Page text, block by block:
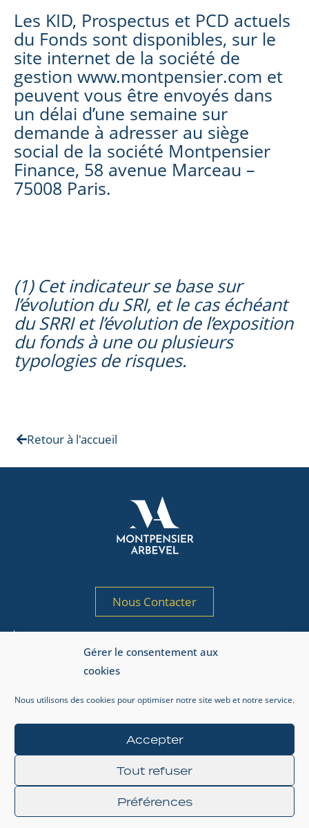
Gérer le consentement aux
cookies
Nous utilisons des cookies pour optimiser notre site web et notre service.
Accepter
Tout refuser
Préférences
Les KID, Prospectus et PCD actuels
du Fonds sont disponibles, sur le
site internet de la société de
gestion www.montpensier.com et
peuvent vous être envoyés dans
un délai d’une semaine sur
demande à adresser au siège
social de la société Montpensier
Finance, 58 avenue Marceau –
75008 Paris.
(1) Cet indicateur se base sur
l’évolution du SRI, et le cas échéant
du SRRI et l’évolution de l’exposition
du fonds à une ou plusieurs
typologies de risques.
Retour à l'accueil
Nous Contacter
par l’AMF sous le n° GP 97-125
Adresse AMF : 17, place de la Bourse, 75002 Paris.
© 2024 MONTPENSIER ARBEVEL